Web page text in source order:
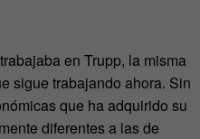
en Trupp, la misma
sigue trabajando ahora. Sin
que ha adquirido su
diferentes a las de